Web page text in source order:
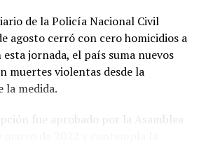
de la Policía Nacional Civil
agosto cerró con cero homicidios a
jornada, el país suma nuevos
muertes violentas desde la
la medida.
fue aprobado por la Asamblea